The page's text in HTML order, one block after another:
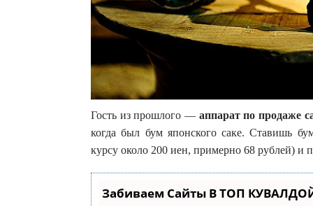
Гость из прошлого — аппарат по продаже
когда был бум японского саке. Ставишь
курсу около 200 иен, примерно 68 рублей) и
Забиваем Сайты В ТОП